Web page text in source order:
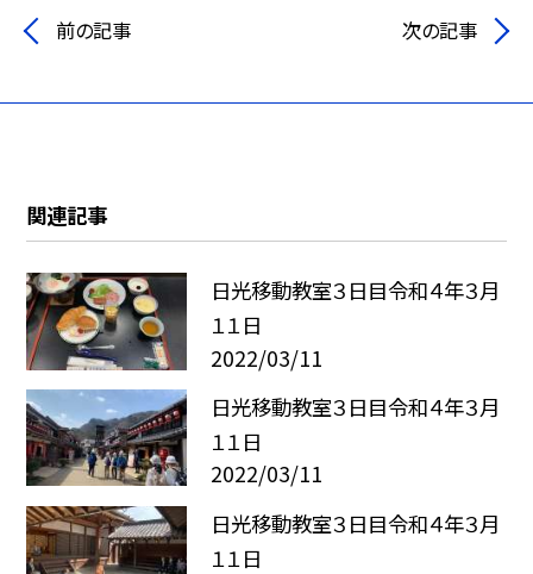
前の記事 次の記事
関連記事
日光移動教室３日目令和４年３月
１１日
2022/03/11
日光移動教室３日目令和４年３月
１１日
2022/03/11
日光移動教室３日目令和４年３月
１１日